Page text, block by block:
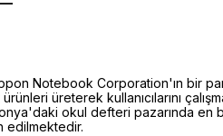
Notebook Corporation'ın bir
üreterek kullanıcılarını
okul defteri pazarında en
edilmektedir.